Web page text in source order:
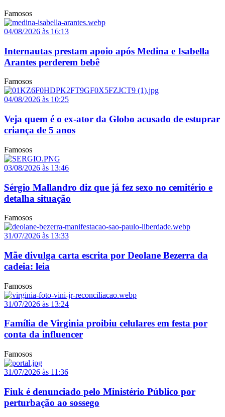
Famosos
04/08/2026 às 16:13
Internautas prestam apoio após Medina e Isabella
Arantes perderem bebê
Famosos
04/08/2026 às 10:25
Veja quem é o ex-ator da Globo acusado de estuprar
criança de 5 anos
Famosos
03/08/2026 às 13:46
Sérgio Mallandro diz que já fez sexo no cemitério e
detalha situação
Famosos
31/07/2026 às 13:33
Mãe divulga carta escrita por Deolane Bezerra da
cadeia: leia
Famosos
31/07/2026 às 13:24
Família de Virginia proibiu celulares em festa por
conta da influencer
Famosos
31/07/2026 às 11:36
Fiuk é denunciado pelo Ministério Público por
perturbação ao sossego